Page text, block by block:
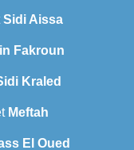
Sidi Aissa
Fakroun
Kraled
Meftah
El Oued